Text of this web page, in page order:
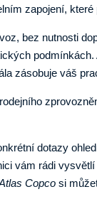
zapojení,
bez nutnosti
zásobuje váš
dotazy
vám rádi
Copco si